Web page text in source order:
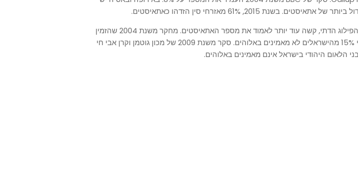
בשנת 2015, 61% מאזרחי סין הזדהו כאתאיסטים.
בישראל, בגלל הפילוג הדתי, קשה עוד יותר לאמוד את מספר האתאיסטים. מחקר משנת 2004 שהזמין
ה-BBC מצא כי 15% מהישראלים לא מאמינים באלוהים. סקר משנת 2009 של מכון גוטמן וקרן אבי חי